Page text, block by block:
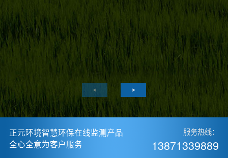
正元环境智慧环保在线监测产品
全心全意为客户服务
服务热线：
13871339889